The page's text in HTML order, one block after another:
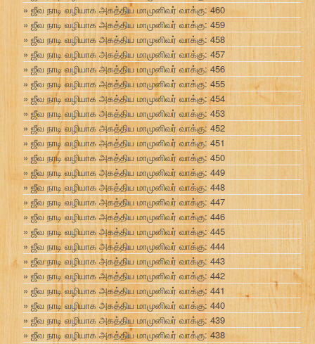
ஜீவ நாடி வழியாக அகத்திய மாமுனிவர் வாக்கு: 460
ஜீவ நாடி வழியாக அகத்திய மாமுனிவர் வாக்கு: 459
ஜீவ நாடி வழியாக அகத்திய மாமுனிவர் வாக்கு: 458
ஜீவ நாடி வழியாக அகத்திய மாமுனிவர் வாக்கு: 457
ஜீவ நாடி வழியாக அகத்திய மாமுனிவர் வாக்கு: 456
ஜீவ நாடி வழியாக அகத்திய மாமுனிவர் வாக்கு: 455
ஜீவ நாடி வழியாக அகத்திய மாமுனிவர் வாக்கு: 454
ஜீவ நாடி வழியாக அகத்திய மாமுனிவர் வாக்கு: 453
ஜீவ நாடி வழியாக அகத்திய மாமுனிவர் வாக்கு: 452
ஜீவ நாடி வழியாக அகத்திய மாமுனிவர் வாக்கு: 451
ஜீவ நாடி வழியாக அகத்திய மாமுனிவர் வாக்கு: 450
ஜீவ நாடி வழியாக அகத்திய மாமுனிவர் வாக்கு: 449
ஜீவ நாடி வழியாக அகத்திய மாமுனிவர் வாக்கு: 448
ஜீவ நாடி வழியாக அகத்திய மாமுனிவர் வாக்கு: 447
ஜீவ நாடி வழியாக அகத்திய மாமுனிவர் வாக்கு: 446
ஜீவ நாடி வழியாக அகத்திய மாமுனிவர் வாக்கு: 445
ஜீவ நாடி வழியாக அகத்திய மாமுனிவர் வாக்கு: 444
ஜீவ நாடி வழியாக அகத்திய மாமுனிவர் வாக்கு: 443
ஜீவ நாடி வழியாக அகத்திய மாமுனிவர் வாக்கு: 442
ஜீவ நாடி வழியாக அகத்திய மாமுனிவர் வாக்கு: 441
ஜீவ நாடி வழியாக அகத்திய மாமுனிவர் வாக்கு: 440
ஜீவ நாடி வழியாக அகத்திய மாமுனிவர் வாக்கு: 439
ஜீவ நாடி வழியாக அகத்திய மாமுனிவர் வாக்கு: 438